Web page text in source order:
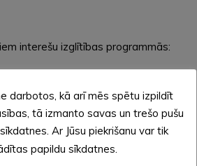
interešu izglītības programmās:
sākumskolas vecumā 2.-6. klasei”
jauniešiem”
pirmsskolas vecumā- Veidošanas
pirmsskolas vecumā-
darbotos, kā arī mēs spētu izpildīt
tā izmanto savas un trešo pušu
Ar Jūsu piekrišanu var tik
papildu sīkdatnes.